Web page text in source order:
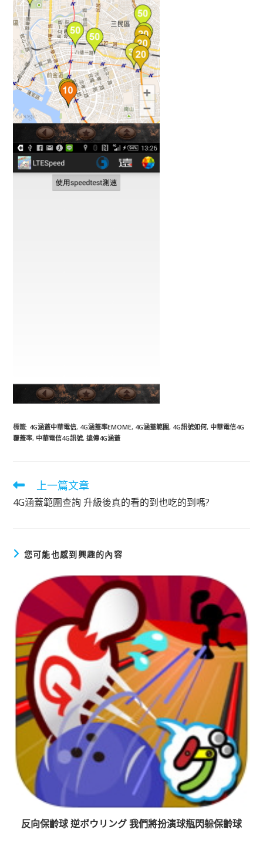
標籤: 4G涵蓋中華電信, 4G涵蓋率EMOME, 4G涵蓋範圍, 4G訊號如何, 中華電信4G
覆蓋率, 中華電信4G訊號, 遠傳4G涵蓋
閱
更
上一篇文章
4G涵蓋範圍查詢 升級後真的看的到也吃的到嗎?
您可能也感到興趣的內容
反向保齡球 逆ボウリング 我們將扮演球瓶閃躲保齡球